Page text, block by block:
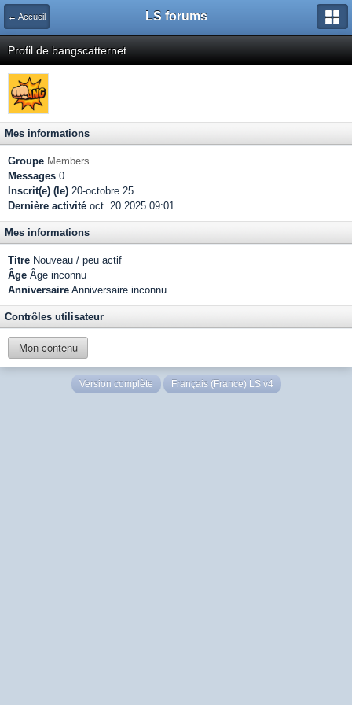
← Accueil LS forums
Profil de bangscatternet
Mes informations
Groupe Members
Messages 0
Inscrit(e) (le) 20-octobre 25
Dernière activité oct. 20 2025 09:01
Mes informations
Titre Nouveau / peu actif
Âge Âge inconnu
Anniversaire Anniversaire inconnu
Contrôles utilisateur
Mon contenu
Version complète Français (France) LS v4